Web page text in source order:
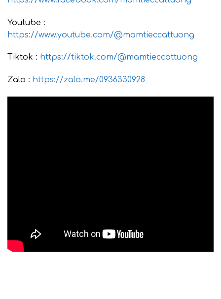
Youtube :
https://www.youtube.com/@mamtieccattuong
Tiktok : https://tiktok.com/@mamtieccattuong
Zalo : https://zalo.me/0936330928